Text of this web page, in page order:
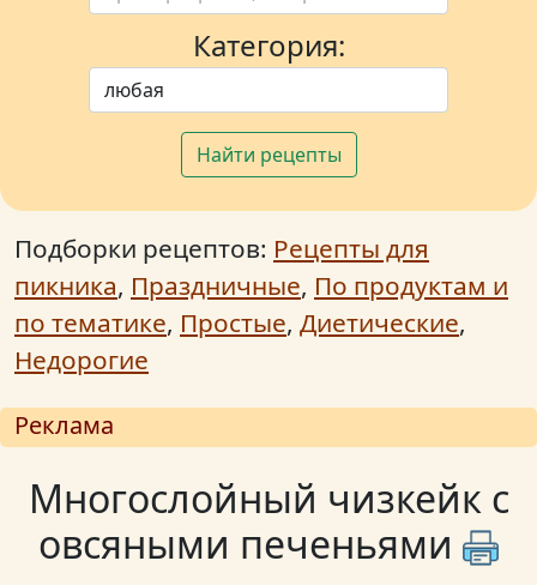
Категория:
Найти рецепты
Подборки рецептов: Рецепты для
пикника, Праздничные, По продуктам и
по тематике, Простые, Диетические,
Недорогие
Реклама
Многослойный чизкейк с
овсяными печеньями